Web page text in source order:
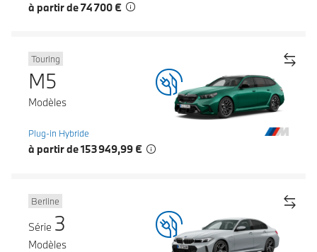
à partir de 74 700 €
Touring
M5
Modèles
Plug-in Hybride
à partir de 153 949,99 €
Berline
Série 3
Modèles